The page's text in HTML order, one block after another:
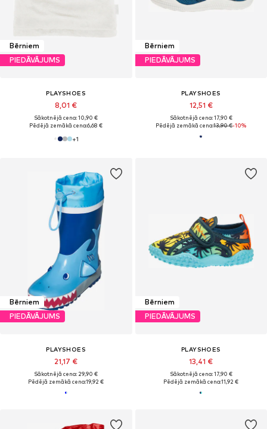
Bērniem
PIEDĀVĀJUMS
PLAYSHOES
8,01 €
Sākotnējā cena: 10,90 €
Pēdējā zemākā cena:6,68 €
+1
Bērniem
PIEDĀVĀJUMS
PLAYSHOES
12,51 €
Sākotnējā cena: 17,90 €
Pēdējā zemākā cena:13,90 €-10%
Bērniem
PIEDĀVĀJUMS
PLAYSHOES
21,17 €
Sākotnējā cena: 29,90 €
Pēdējā zemākā cena:19,92 €
Bērniem
PIEDĀVĀJUMS
PLAYSHOES
13,41 €
Sākotnējā cena: 17,90 €
Pēdējā zemākā cena:11,92 €